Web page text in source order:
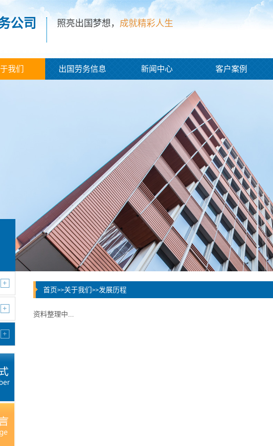
公司 照亮出国梦想， 成就精彩人生
我们 出国劳务信息 新闻中心 客户案例
首页>>关于我们>>发展历程
资料整理中...